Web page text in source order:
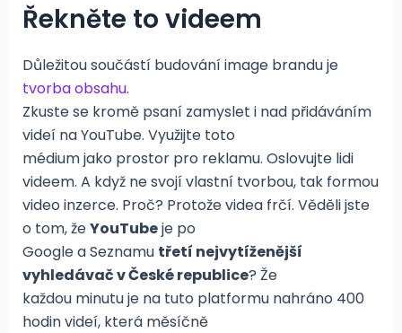
Řekněte to videem
Důležitou součástí budování image brandu je
tvorba obsahu.
Zkuste se kromě psaní zamyslet i nad přidáváním
videí na YouTube. Využijte toto
médium jako prostor pro reklamu. Oslovujte lidi
videem. A když ne svojí vlastní tvorbou, tak formou
video inzerce. Proč? Protože videa frčí. Věděli jste
o tom, žeYouTubeje po
Google a Seznamu třetí nejvytíženější
vyhledávač v České republice? Že
každou minutu je na tuto platformu nahráno 400
hodin videí, která měsíčně